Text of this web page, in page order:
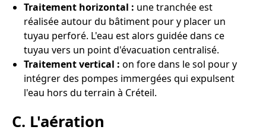
Traitement horizontal : une tranchée est
réalisée autour du bâtiment pour y placer un
tuyau perforé. L'eau est alors guidée dans ce
tuyau vers un point d'évacuation centralisé.
Traitement vertical : on fore dans le sol pour y
intégrer des pompes immergées qui expulsent
l'eau hors du terrain à Créteil.
C. L'aération